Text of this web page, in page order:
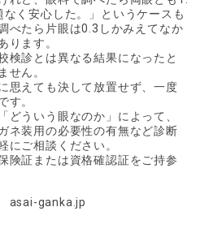
く安心した。」というケースも
べたら片眼は0.3しかみえてなか
ります。
検診とは異なる結果になったと
せん。
思えても決して放置せず、一度
す。
どういう眼なのか」によって、
ネ装用の必要性の有無など診断
にご相談ください。
険証または資格確認証をご持参
asai-ganka.jp